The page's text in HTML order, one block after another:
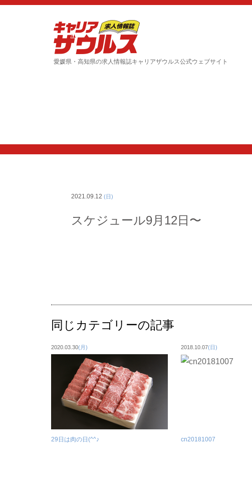
愛媛県・高知県の求人情報誌キャリアザウルス公式ウェブサイト
2021.09.12 (日)
スケジュール9月12日〜
同じカテゴリーの記事
2020.03.30(月)
29日は肉の日(^^♪
2018.10.07(日)
cn20181007